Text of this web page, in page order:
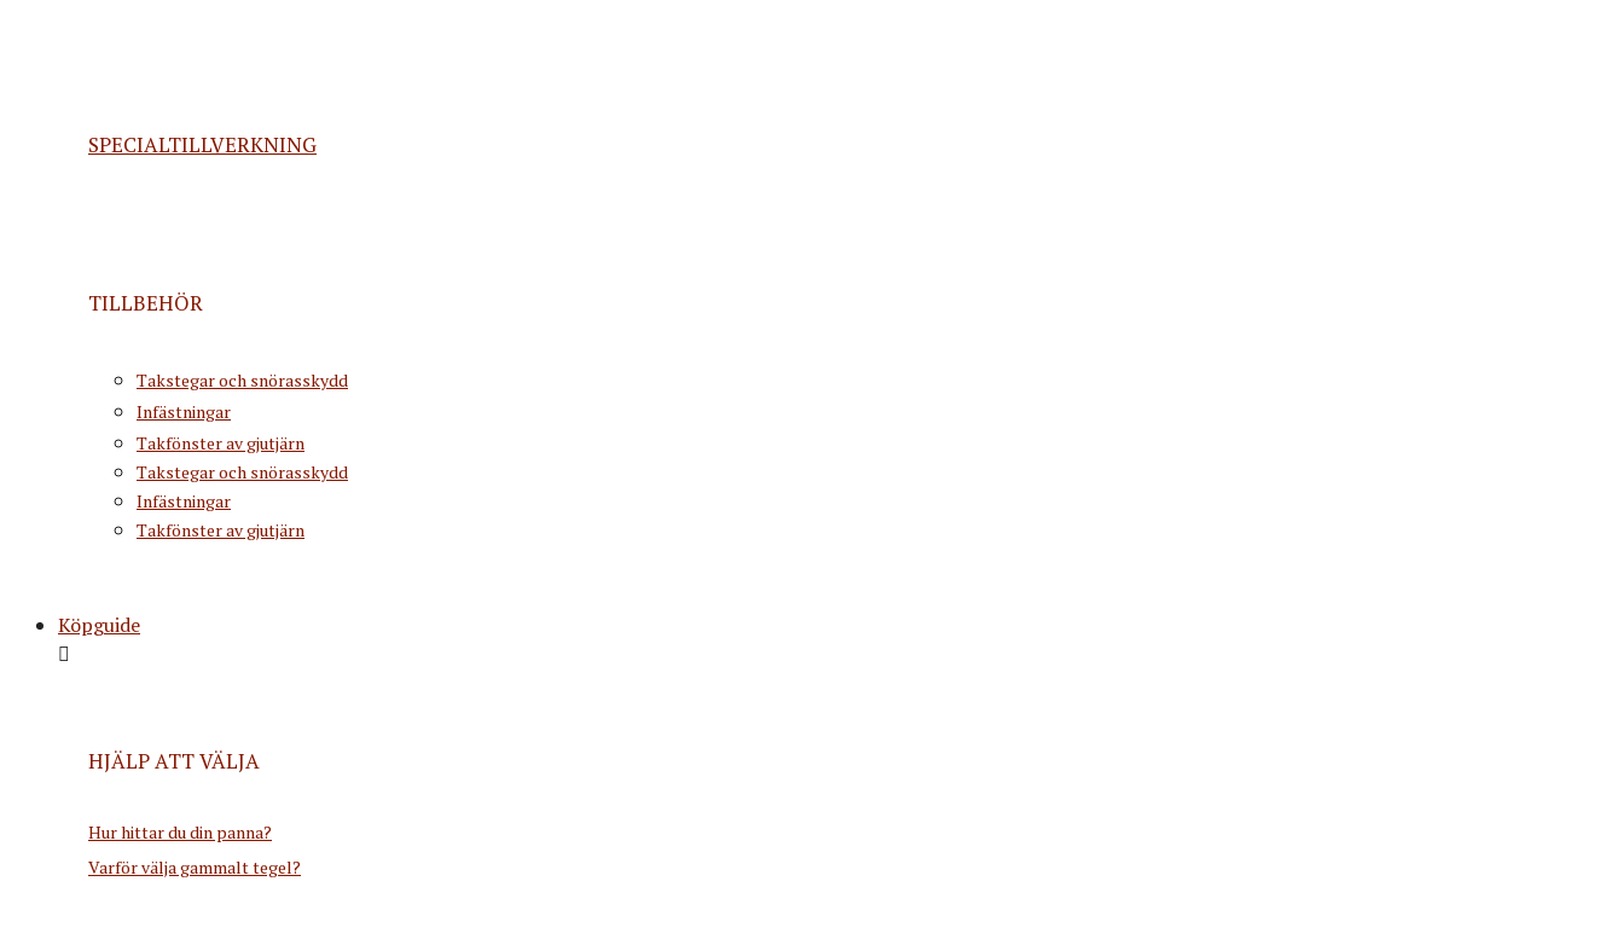
SPECIALTILLVERKNING
TILLBEHÖR
Takstegar och snörasskydd
Infästningar
Takfönster av gjutjärn
Takstegar och snörasskydd
Infästningar
Takfönster av gjutjärn
Köpguide
HJÄLP ATT VÄLJA
Hur hittar du din panna?
Varför välja gammalt tegel?